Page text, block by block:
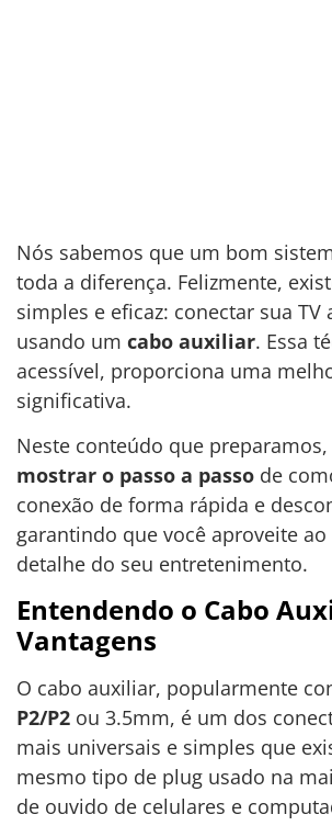
Nós sabemos que um bom
toda a diferença. Felizmente,
simples e eficaz: conectar sua TV
usando um cabo auxiliar. Essa
acessível, proporciona uma
significativa.
Neste conteúdo que preparamos,
mostrar o passo a passo de
conexão de forma rápida e
garantindo que você aproveite
detalhe do seu entretenimento.
Entendendo o Cabo
Vantagens
O cabo auxiliar, popularmente
P2/P2 ou 3.5mm, é um dos
mais universais e simples que
mesmo tipo de plug usado na
de ouvido de celulares e